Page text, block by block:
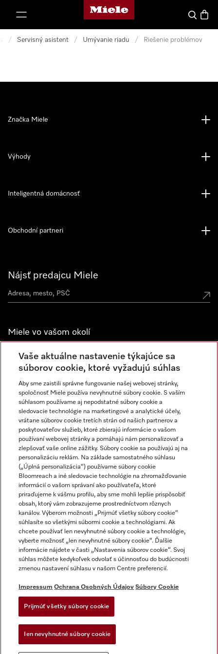
Domovská stránka spoločnosti Miele
Hľadať
/ Servisný asistent / Umývanie riadu / Riešenie problémov
Nájsť predajcu Miele
Miele vo vašom okolí
Spoznajte predajne Miele
Newsletter
Značka Miele
Výhody
Inteligentná domácnosť
Obchodní partneri
Impressum
Obchodné podmienky
Ochrana osobných údajov
Dodacie podmienky
Akt o digitalnych sluzbach
Miele na Instagrame
Miele na YouTube
Vaše aktuálne nastavenie týkajúce sa
súborov cookie, ktoré vyžadujú súhlas
Aby sme zaistili správne fungovanie našej webovej stránky,
spoločnosť Miele používa nevyhnutné súbory cookie. S vaším
súhlasom používame aj nepodstatné súbory cookie a
sledovacie technológie na marketingové a analytické účely,
vrátane súborov cookie tretích strán od našich partnerov a
poskytovateľov služieb, ktoré zbierajú informácie o vašom
používaní webovej stránky a pomáhajú nám personalizovať a
zlepšovať vaše online zážitky. Súbory cookie sa používajú aj na
personalizáciu reklám. Na základe samostatného súhlasu
(„Úplná personalizácia“) používame súbory cookie
Bloomreach a iné sledovacie technológie na zhromažďovanie
informácií o vašom správaní ako používateľa, ktoré
priraďujeme k vášmu profilu, aby sme mohli lepšie prispôsobiť
obsah, ktorý vám zobrazujeme prostredníctvom rôznych
kanálov. Výberom možnosti „Prijmúť všetky súbory cookie“
súhlasíte so všetkými súbormi cookie a technológiami. Ak
chcete používať len nevyhnutné súbory cookie a technológie,
vyberte možnosť „len nevyhnutné súbory cookie“. Ďalšie
informácie nájdete v časti „Nastavenia súborov cookie“. Svoj
súhlas môžete kedykoľvek odvolať s účinnosťou do budúcnosti
zmenou nastavení súhlasu v našom Centre preferencií.
Impressum Ochrana Osobných Údajov Súbory Cookie
Prijmúť všetky súbory cookie
Ien nevyhnutné súbory cookie